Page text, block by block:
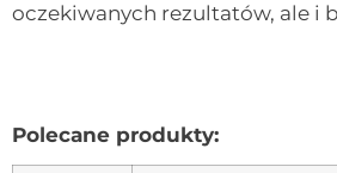
oczekiwanych rezultatów, ale i
Polecane produkty: